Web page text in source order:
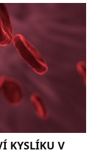
KYSLÍKU V